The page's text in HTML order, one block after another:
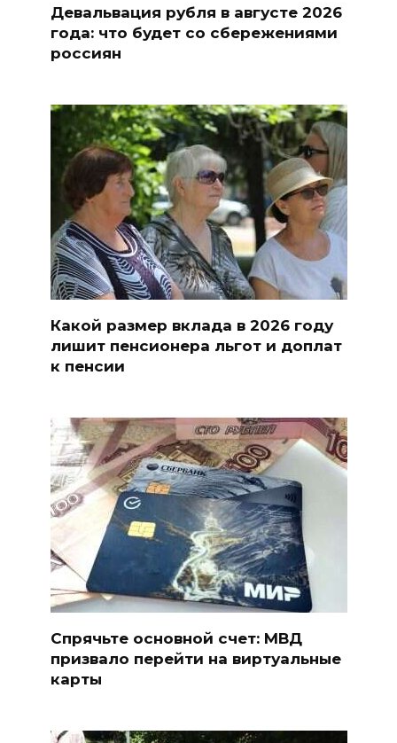
Девальвация рубля в августе 2026
года: что будет со сбережениями
россиян
Какой размер вклада в 2026 году
лишит пенсионера льгот и доплат
к пенсии
Спрячьте основной счет: МВД
призвало перейти на виртуальные
карты